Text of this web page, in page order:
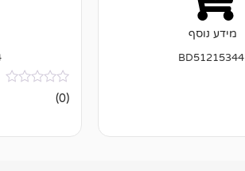
מידע נוסף
BD51215344
אין
ביקורות
(0)